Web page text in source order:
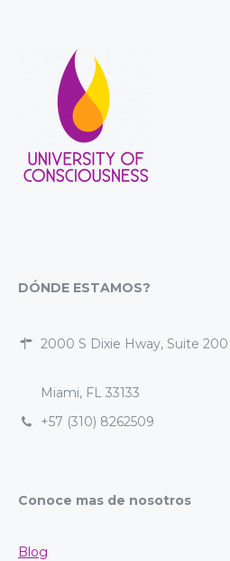
DÓNDE ESTAMOS?
2000 S Dixie Hway, Suite 200
Miami, FL 33133
+57 (310) 8262509
Conoce mas de nosotros
Blog